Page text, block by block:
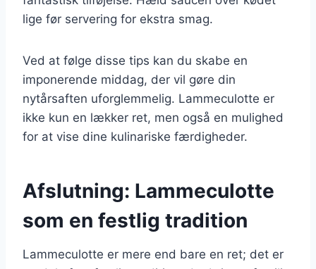
lige før servering for ekstra smag.
Ved at følge disse tips kan du skabe en
imponerende middag, der vil gøre din
nytårsaften uforglemmelig. Lammeculotte er
ikke kun en lækker ret, men også en mulighed
for at vise dine kulinariske færdigheder.
Afslutning: Lammeculotte
som en festlig tradition
Lammeculotte er mere end bare en ret; det er